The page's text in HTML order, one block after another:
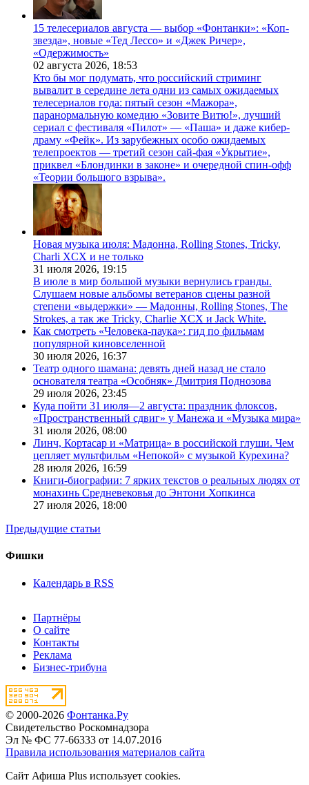
15 телесериалов августа — выбор «Фонтанки»: «Коп-
звезда», новые «Тед Лессо» и «Джек Ричер»,
«Одержимость»
02 августа 2026, 18:53
Кто бы мог подумать, что российский стриминг
вывалит в середине лета одни из самых ожидаемых
телесериалов года: пятый сезон «Мажора»,
паранормальную комедию «Зовите Витю!», лучший
сериал с фестиваля «Пилот» — «Паша» и даже кибер-
драму «Фейк». Из зарубежных особо ожидаемых
телепроектов — третий сезон сай-фая «Укрытие»,
приквел «Блондинки в законе» и очередной спин-офф
«Теории большого взрыва».
Новая музыка июля: Мадонна, Rolling Stones, Tricky,
Charli XCX и не только
31 июля 2026, 19:15
В июле в мир большой музыки вернулись гранды.
Слушаем новые альбомы ветеранов сцены разной
степени «выдержки» — Мадонны, Rolling Stones, The
Strokes, а так же Tricky, Charlie XCX и Jack White.
Как смотреть «Человека-паука»: гид по фильмам
популярной киновселенной
30 июля 2026, 16:37
Театр одного шамана: девять дней назад не стало
основателя театра «Особняк» Дмитрия Поднозова
29 июля 2026, 23:45
Куда пойти 31 июля—2 августа: праздник флоксов,
«Пространственный сдвиг» у Манежа и «Музыка мира»
31 июля 2026, 08:00
Линч, Кортасар и «Матрица» в российской глуши. Чем
цепляет мультфильм «Непокой» с музыкой Курехина?
28 июля 2026, 16:59
Книги-биографии: 7 ярких текстов о реальных людях от
монахинь Средневековья до Энтони Хопкинса
27 июля 2026, 18:00
Предыдущие статьи
Фишки
Календарь в RSS
Партнёры
О сайте
Контакты
Реклама
Бизнес-трибуна
© 2000-2026 Фонтанка.Ру
Свидетельство Роскомнадзора
Эл № ФС 77-66333 от 14.07.2016
Правила использования материалов сайта
Сайт Афиша Plus использует cookies.